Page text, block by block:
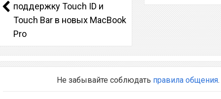
поддержку Touch ID и
Touch Bar в новых MacBook
Pro
Не забывайте соблюдать правила общения.